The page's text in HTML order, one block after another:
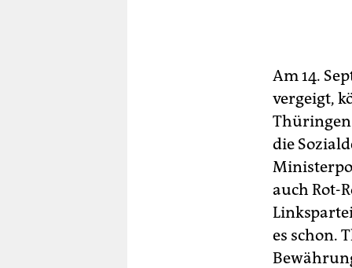
Am 14.
vergeigt,
Thüringen
die
auch Rot-
es schon.